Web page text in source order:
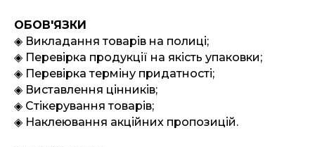
ОБОВ'ЯЗКИ
◈ Викладання товарів на полиці;
◈ Перевірка продукції на якість упаковки;
◈ Перевірка терміну придатності;
◈ Виставлення цінників;
◈ Стікерування товарів;
◈ Наклеювання акційних пропозицій.